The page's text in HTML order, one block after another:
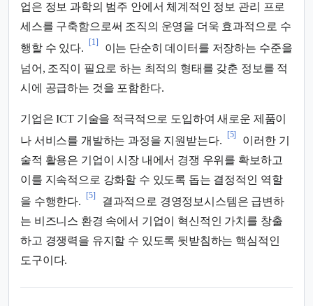
업은 정보 과학의 범주 안에서 체계적인 정보 관리 프로
세스를 구축함으로써 조직의 운영을 더욱 효과적으로 수
행할 수 있다.
[1]
이는 단순히 데이터를 저장하는 수준을
넘어, 조직이 필요로 하는 최적의 형태를 갖춘 정보를 적
시에 공급하는 것을 포함한다.
기업은 ICT 기술을 적극적으로 도입하여 새로운 제품이
나 서비스를 개발하는 과정을 지원받는다.
[5]
이러한 기
술적 활용은 기업이 시장 내에서 경쟁 우위를 확보하고
이를 지속적으로 강화할 수 있도록 돕는 결정적인 역할
을 수행한다.
[5]
결과적으로 경영정보시스템은 급변하
는 비즈니스 환경 속에서 기업이 혁신적인 가치를 창출
하고 경쟁력을 유지할 수 있도록 뒷받침하는 핵심적인
도구이다.